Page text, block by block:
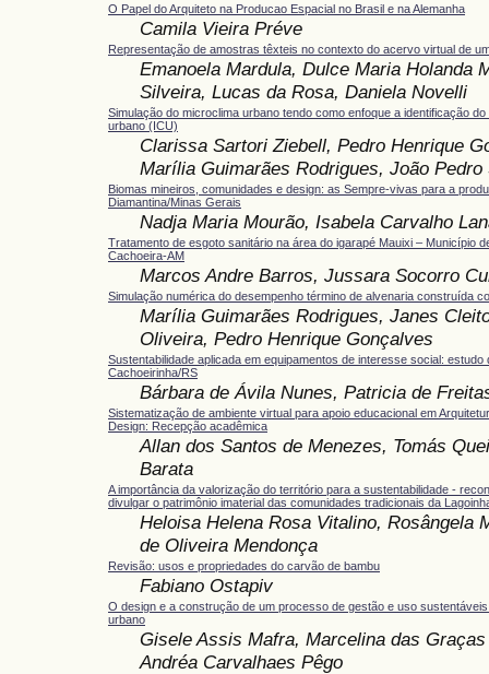
O Papel do Arquiteto na Producao Espacial no Brasil e na Alemanha
Camila Vieira Préve
Representação de amostras têxteis no contexto do acervo virtual de
Emanoela Mardula, Dulce Maria Holanda
Silveira, Lucas da Rosa, Daniela Novelli
Simulação do microclima urbano tendo como enfoque a identificação do
urbano (ICU)
Clarissa Sartori Ziebell, Pedro Henrique
Marília Guimarães Rodrigues, João Pedro
Biomas mineiros, comunidades e design: as Sempre-vivas para a
Diamantina/Minas Gerais
Nadja Maria Mourão, Isabela Carvalho
Tratamento de esgoto sanitário na área do igarapé Mauixi – Município
Cachoeira-AM
Marcos Andre Barros, Jussara Socorro
Simulação numérica do desempenho término de alvenaria construída
Marília Guimarães Rodrigues, Janes
Oliveira, Pedro Henrique Gonçalves
Sustentabilidade aplicada em equipamentos de interesse social: estudo
Cachoeirinha/RS
Bárbara de Ávila Nunes, Patricia de
Sistematização de ambiente virtual para apoio educacional em
Design: Recepção acadêmica
Allan dos Santos de Menezes, Tomás
Barata
A importância da valorização do território para a sustentabilidade -
divulgar o patrimônio imaterial das comunidades tradicionais da
Heloisa Helena Rosa Vitalino, Rosângela
de Oliveira Mendonça
Revisão: usos e propriedades do carvão de bambu
Fabiano Ostapiv
O design e a construção de um processo de gestão e uso
urbano
Gisele Assis Mafra, Marcelina das
Andréa Carvalhaes Pêgo